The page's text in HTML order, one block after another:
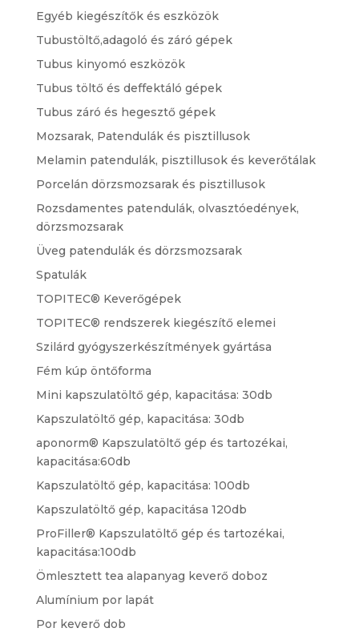
Egyéb kiegészítők és eszközök
Tubustöltő,adagoló és záró gépek
Tubus kinyomó eszközök
Tubus töltő és deffektáló gépek
Tubus záró és hegesztő gépek
Mozsarak, Patendulák és pisztillusok
Melamin patendulák, pisztillusok és keverőtálak
Porcelán dörzsmozsarak és pisztillusok
Rozsdamentes patendulák, olvasztóedények,
dörzsmozsarak
Üveg patendulák és dörzsmozsarak
Spatulák
TOPITEC® Keverőgépek
TOPITEC® rendszerek kiegészítő elemei
Szilárd gyógyszerkészítmények gyártása
Fém kúp öntőforma
Mini kapszulatöltő gép, kapacitása: 30db
Kapszulatöltő gép, kapacitása: 30db
aponorm® Kapszulatöltő gép és tartozékai,
kapacitása:60db
Kapszulatöltő gép, kapacitása: 100db
Kapszulatöltő gép, kapacitása 120db
ProFiller® Kapszulatöltő gép és tartozékai,
kapacitása:100db
Ömlesztett tea alapanyag keverő doboz
Alumínium por lapát
Por keverő dob